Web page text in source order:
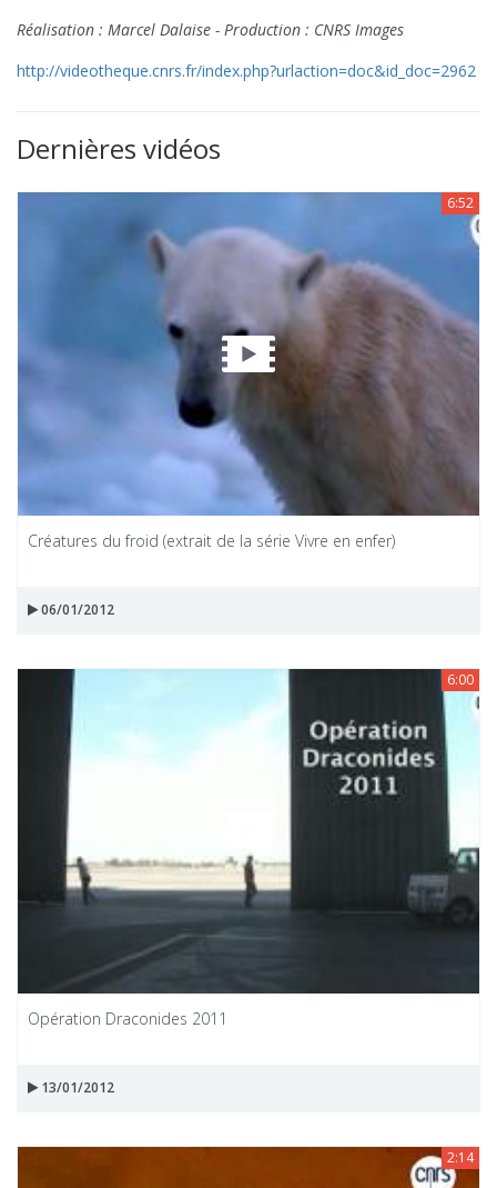
Réalisation : Marcel Dalaise - Production : CNRS Images
http://videotheque.cnrs.fr/index.php?urlaction=doc&id_doc=2962
Dernières vidéos
6:52
Créatures du froid (extrait de la série Vivre en enfer)
06/01/2012
6:00
Opération Draconides 2011
13/01/2012
2:14